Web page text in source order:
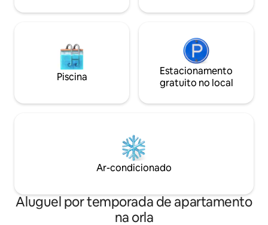
Piscina
Estacionamento
gratuito no local
Ar-condicionado
Aluguel por temporada de apartamento
na orla